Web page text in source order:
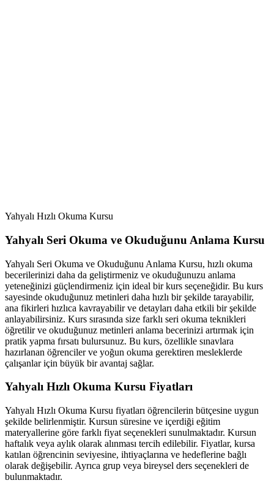
Yahyalı Hızlı Okuma Kursu
Yahyalı Seri Okuma ve Okuduğunu Anlama Kursu
Yahyalı Seri Okuma ve Okuduğunu Anlama Kursu, hızlı okuma
becerilerinizi daha da geliştirmeniz ve okuduğunuzu anlama
yeteneğinizi güçlendirmeniz için ideal bir kurs seçeneğidir. Bu kurs
sayesinde okuduğunuz metinleri daha hızlı bir şekilde tarayabilir,
ana fikirleri hızlıca kavrayabilir ve detayları daha etkili bir şekilde
anlayabilirsiniz. Kurs sırasında size farklı seri okuma teknikleri
öğretilir ve okuduğunuz metinleri anlama becerinizi artırmak için
pratik yapma fırsatı bulursunuz. Bu kurs, özellikle sınavlara
hazırlanan öğrenciler ve yoğun okuma gerektiren mesleklerde
çalışanlar için büyük bir avantaj sağlar.
Yahyalı Hızlı Okuma Kursu Fiyatları
Yahyalı Hızlı Okuma Kursu fiyatları öğrencilerin bütçesine uygun
şekilde belirlenmiştir. Kursun süresine ve içerdiği eğitim
materyallerine göre farklı fiyat seçenekleri sunulmaktadır. Kursun
haftalık veya aylık olarak alınması tercih edilebilir. Fiyatlar, kursa
katılan öğrencinin seviyesine, ihtiyaçlarına ve hedeflerine bağlı
olarak değişebilir. Ayrıca grup veya bireysel ders seçenekleri de
bulunmaktadır.